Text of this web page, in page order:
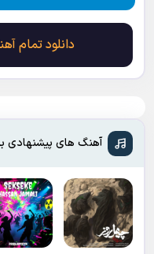
دانلود تمام آهنگ های
آهنگ های پیشنهادی